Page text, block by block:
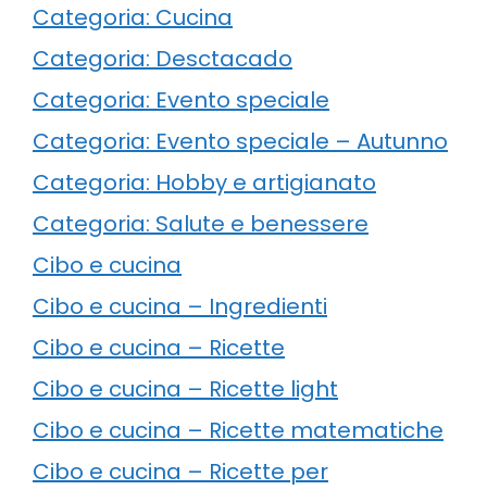
Categoria: Cucina
Categoria: Desctacado
Categoria: Evento speciale
Categoria: Evento speciale – Autunno
Categoria: Hobby e artigianato
Categoria: Salute e benessere
Cibo e cucina
Cibo e cucina – Ingredienti
Cibo e cucina – Ricette
Cibo e cucina – Ricette light
Cibo e cucina – Ricette matematiche
Cibo e cucina – Ricette per